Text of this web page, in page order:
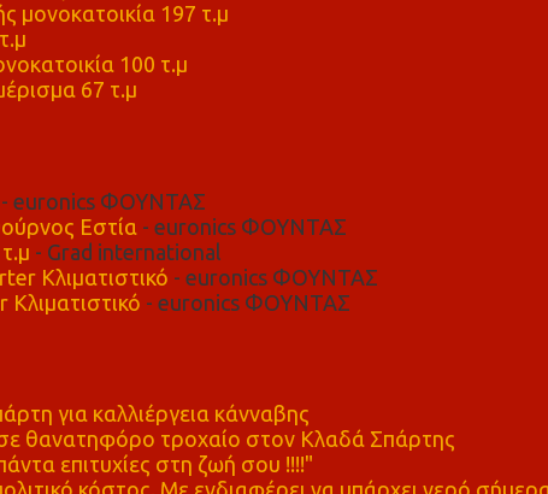
μονοκατοικία 197 τ.μ
100 τ.μ
67 τ.μ
- euronics ΦΟΥΝΤΑΣ
Εστία - euronics ΦΟΥΝΤΑΣ
- Grad international
Κλιματιστικό - euronics ΦΟΥΝΤΑΣ
- euronics ΦΟΥΝΤΑΣ
για καλλιέργεια κάνναβης
θανατηφόρο τροχαίο στον Κλαδά Σπάρτης
επιτυχίες στη ζωή σου !!!!"
κόστος. Με ενδιαφέρει να υπάρχει νερό